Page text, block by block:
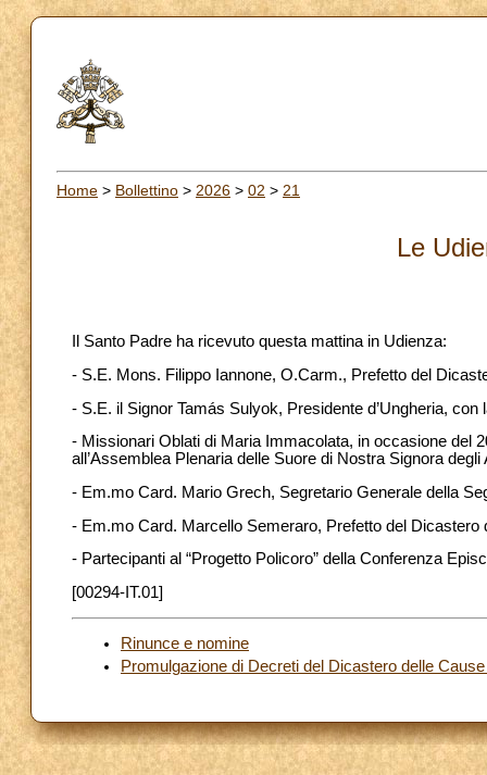
Home > Bollettino > 2026 > 02 > 21
Le
Il Santo Padre ha ricevuto questa mattina in Udienza:
- S.E. Mons. Filippo Iannone, O.Carm., Prefetto del
- S.E. il Signor Tamás Sulyok, Presidente d’Ungheria, con
- Missionari Oblati di Maria Immacolata, in occasione del
all’Assemblea Plenaria delle Suore di Nostra Signora degli
- Em.mo Card. Mario Grech, Segretario Generale della
- Em.mo Card. Marcello Semeraro, Prefetto del Dicastero
- Partecipanti al “Progetto Policoro” della Conferenza
[00294-IT.01]
Rinunce e nomine
Promulgazione di Decreti del Dicastero delle